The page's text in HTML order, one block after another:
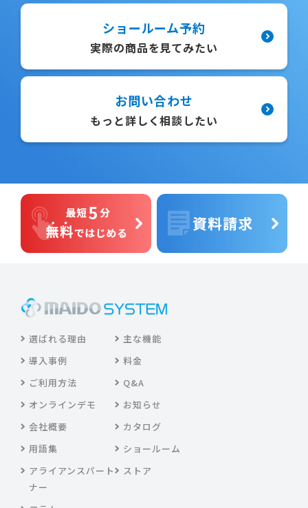
ショールーム予約
実際の商品を見てみたい
お問い合わせ
もっと詳しく相談したい
選ばれる理由
主な機能
導入事例
料金
ご利用方法
Q&A
オンラインデモ
お知らせ
会社概要
カタログ
用語集
ショールーム
アライアンスパート
ナー
ストア